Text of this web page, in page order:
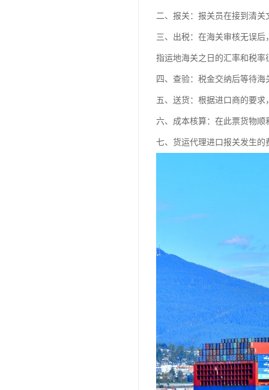
二、报关：报关员在接到清
三、出税：在海关审核无误
指运地海关之日的汇率和税率
四、查验：税金交纳后等待
五、送货：根据进口商的要
六、成本核算：在此票货物
七、货运代理进口报关发生